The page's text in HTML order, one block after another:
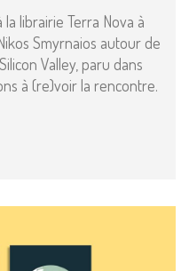
librairie Terra Nova à
Smyrnaios autour de
Valley, paru dans
à (re)voir la rencontre.